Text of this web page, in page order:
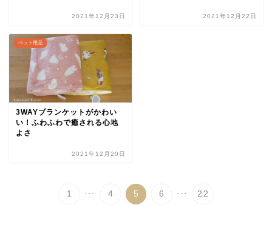
2021年12月23日 2021年12月22日
ペット用品
3WAYブランケットがかわい
い！ふわふわで癒される心地
よさ
2021年12月20日
1 ... 4 5 6 ... 22